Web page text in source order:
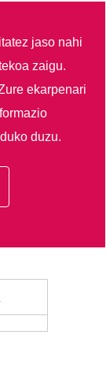
jaso nahi
zaigu.
ekarpenari
duzu.